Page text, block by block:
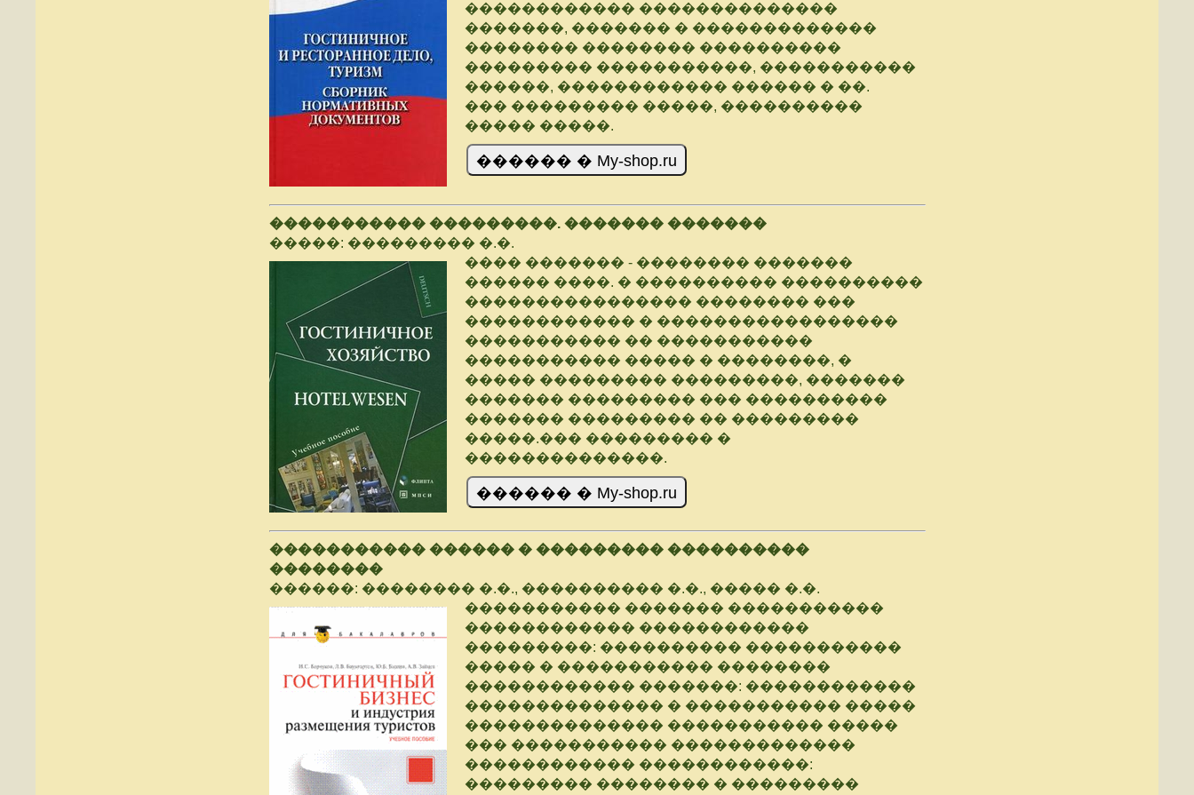
������������ ��������������
�������, ������� � �������������
�������� �������� ����������
��������� �����������, �����������
������, ������������ ������ � ��.
��� ��������� �����, ����������
����� �����.
����������� ���������. ������� �������
�����: ��������� �.�.
���� ������� - �������� �������
������ ����. � ���������� ����������
���������������� �������� ���
������������ � �����������������
����������� �� �����������
����������� ����� � ��������, �
����� ��������� ���������, �������
������� ��������� ��� ����������
������� ��������� �� ���������
�����.��� ��������� �
��������������.
����������� ������ � ��������� ����������
��������
������: �������� �.�., ���������� �.�., ����� �.�.
����������� ������� �����������
������������ ������������
���������: ���������� �����������
����� � ����������� ��������
������������ �������: ������������
�������������� � ����������� �����
�������������� ����������� �����
��� ����������� �������������
������������ ������������:
��������� �������� � ���������